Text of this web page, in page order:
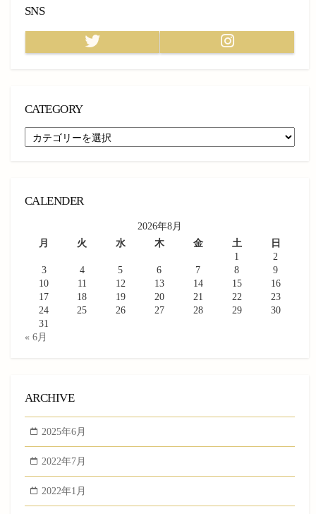
SNS
Twitter Instagram
CATEGORY
CATEGORY
CALENDER
2026年8月
月
火 水 木 金 土
日
1
2
3
4 5 6 7 8
9
10
11 12 13 14 15
16
17
18 19 20 21 22
23
24
25 26 27 28 29
30
31
« 6月
ARCHIVE
2025年6月
2022年7月
2022年1月